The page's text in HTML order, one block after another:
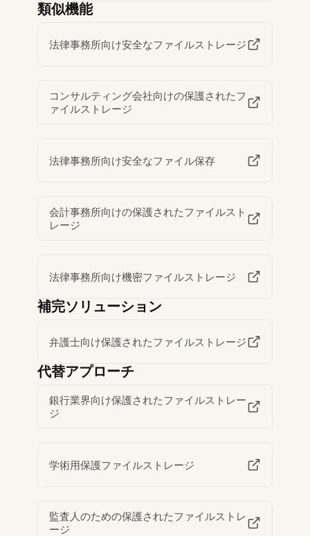
類似機能
法律事務所向け安全なファイルストレージ
コンサルティング会社向けの保護されたフ
ァイルストレージ
法律事務所向け安全なファイル保存
会計事務所向けの保護されたファイルスト
レージ
法律事務所向け機密ファイルストレージ
補完ソリューション
弁護士向け保護されたファイルストレージ
代替アプローチ
銀行業界向け保護されたファイルストレー
ジ
学術用保護ファイルストレージ
監査人のための保護されたファイルストレ
ージ